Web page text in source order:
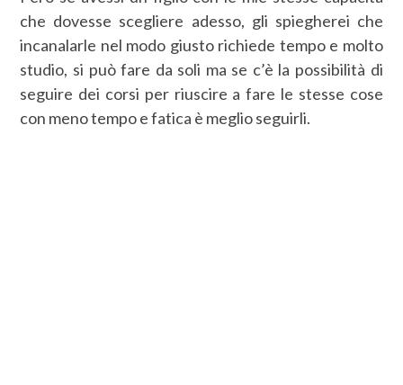
che dovesse scegliere adesso, gli spiegherei che
incanalarle nel modo giusto richiede tempo e molto
studio, si può fare da soli ma se c’è la possibilità di
seguire dei corsi per riuscire a fare le stesse cose
con meno tempo e fatica è meglio seguirli.